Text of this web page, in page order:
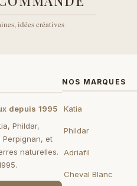
idées créatives
depuis 1995
Phildar,
Perpignan, et
naturelles.
NOS MARQUES
Katia
Phildar
Adriafil
Cheval Blanc